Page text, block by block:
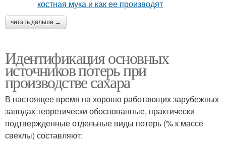
читать дальше →
Идентификация основных
источников потерь при
производстве сахара
В настоящее время на хорошо работающих зарубежных
заводах теоретически обоснованные, практически
подтвержденные отдельные виды потерь (% к массе
свеклы) составляют: